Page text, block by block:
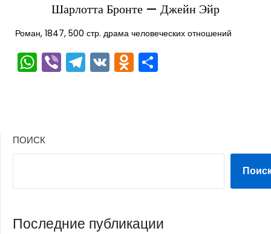
Шарлотта Бронте — Джейн Эйр
Роман, 1847, 500 стр. драма человеческих отношений
WhatsApp
ViberTelegram
VKOdnoklassniki
ПОИСК
Последние публикации